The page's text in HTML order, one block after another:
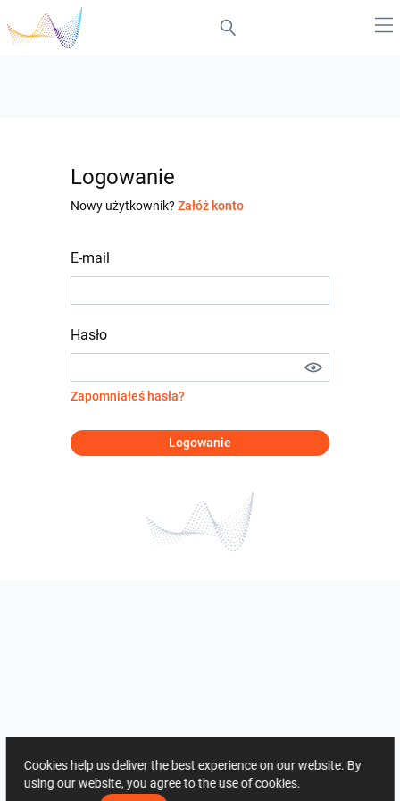
Logowanie
Nowy użytkownik? Załóż konto
E-mail
Hasło
Zapomniałeś hasła?
Logowanie
Cookies help us deliver the best experience on our website. By
using our website, you agree to the use of cookies.